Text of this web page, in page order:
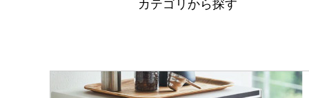
カテゴリから探す